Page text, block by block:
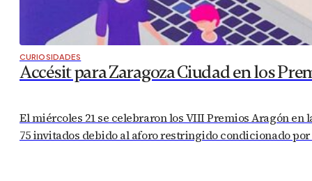
CURIOSIDADES
Accésit para Zaragoza Ciudad en los
El miércoles 21 se celebraron los VIII Premios Aragón
75 invitados debido al aforo restringido condicionado